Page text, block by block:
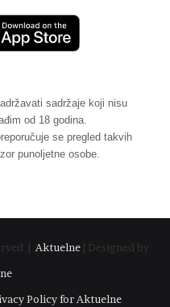
sadržaje koji nisu
od 18 godina.
se pregled takvih
punoljetne osobe.
| Aktuelne | Designed by
Policy for Aktuelne